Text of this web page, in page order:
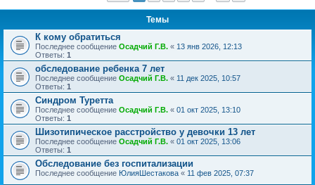
Темы
К кому обратиться
Последнее сообщение Осадчий Г.В. « 13 янв 2026, 12:13
Ответы: 1
обследование ребенка 7 лет
Последнее сообщение Осадчий Г.В. « 11 дек 2025, 10:57
Ответы: 1
Синдром Туретта
Последнее сообщение Осадчий Г.В. « 01 окт 2025, 13:10
Ответы: 1
Шизотипическое расстройство у девочки 13 лет
Последнее сообщение Осадчий Г.В. « 01 окт 2025, 13:06
Ответы: 1
Обследование без госпитализации
Последнее сообщение ЮлияШестакова « 11 фев 2025, 07:37